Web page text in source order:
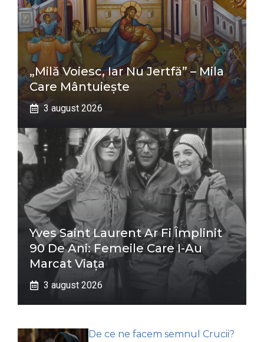
„Milă Voiesc, Iar Nu Jertfă” – Mila
Care Mântuiește
3 august 2026
Yves Saint Laurent Ar Fi Împlinit
90 De Ani: Femeile Care I-Au
Marcat Viața
3 august 2026
De ce ne facem semnul Crucii?